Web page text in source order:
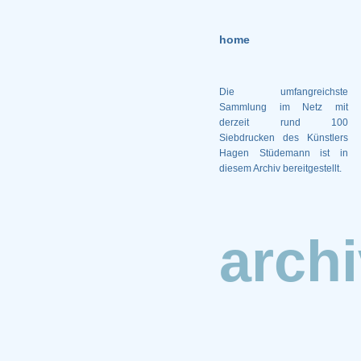
home
Die umfangreichste
Sammlung im Netz mit
derzeit rund 100
Siebdrucken des Künstlers
Hagen Stüdemann ist in
diesem Archiv bereitgestellt.